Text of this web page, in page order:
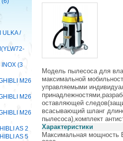
/
(3
M26
M26
M26
AS 2
AS 5
Модель пылесоса для
максимальной
управляемыми
оставляющей
всасывающий шланг
пылесоса),комплект
Характеристики
Максимальная мощность